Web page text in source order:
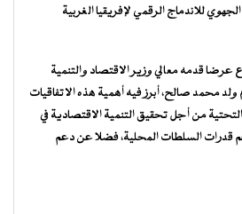
للاندماج الرقمي لإفريقيا الغربية
عرضا قدمه معالي وزير الاقتصاد والتنمية
ولد محمد صالح، أبرز فيه أهمية هذه الاتفاقيات
من أجل تحقيق التنمية الاقتصادية في
قدرات السلطات المحلية، فضلا عن دعم